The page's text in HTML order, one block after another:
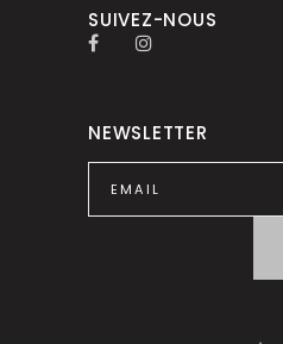
SUIVEZ-NOUS
NEWSLETTER